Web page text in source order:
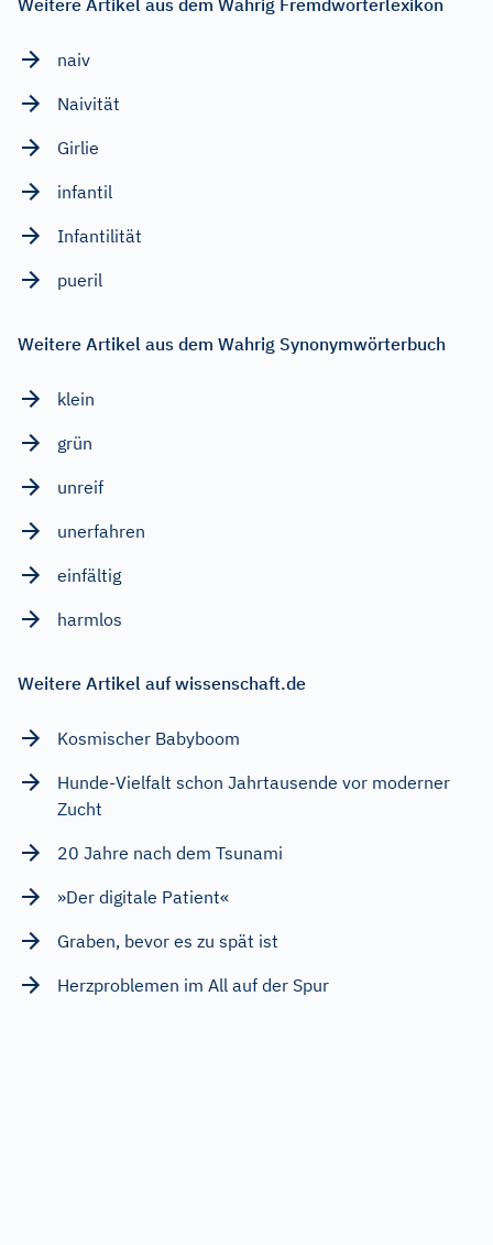
naiv
Naivität
Girlie
infantil
Infantilität
pueril
Weitere Artikel aus dem Wahrig Synonymwörterbuch
klein
grün
unreif
unerfahren
einfältig
harmlos
Weitere Artikel auf wissenschaft.de
Kosmischer Babyboom
Hunde-Vielfalt schon Jahrtausende vor moderner
Zucht
20 Jahre nach dem Tsunami
»Der digitale Patient«
Graben, bevor es zu spät ist
Herzproblemen im All auf der Spur